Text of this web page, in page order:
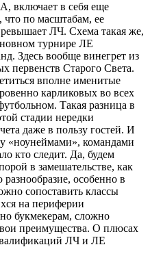
включает в себя еще
по масштабам, ее
ЛЧ. Схема такая же,
турнире ЛЕ
Здесь вообще винегрет из
первенств Старого Света.
вполне именитые
карликовых во всех
Такая разница в
стадии нередки
даже в пользу гостей. И
«ноунеймами», командами
кто следит. Да, будем
в замешательстве, как
разнообразие, особенно в
сопоставить классы
на периферии
букмекерам, сложно
преимущества. О плюсах
ЛЧ и ЛЕ